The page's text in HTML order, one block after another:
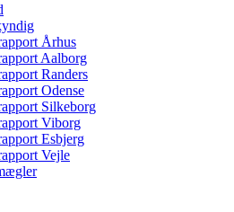
Århus
Aalborg
Randers
Odense
Silkeborg
Viborg
Esbjerg
Vejle